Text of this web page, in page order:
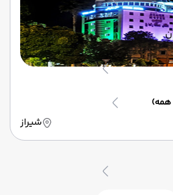
شیراز